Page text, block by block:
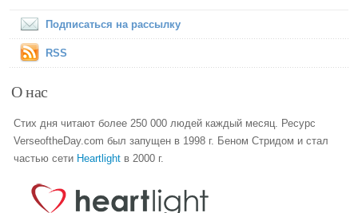
Подписаться на рассылку
RSS
О нас
Стих дня читают более 250 000 людей каждый месяц. Ресурс
VerseoftheDay.com был запущен в 1998 г. Беном Стридом и стал
частью сети Heartlight в 2000 г.